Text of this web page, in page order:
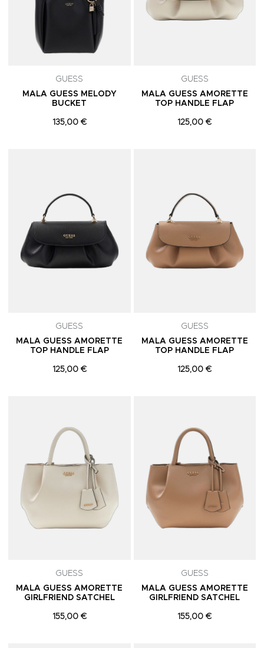
GUESS
MALA GUESS MELODY
BUCKET
135,00 €
GUESS
MALA GUESS AMORETTE
TOP HANDLE FLAP
125,00 €
GUESS
MALA GUESS AMORETTE
TOP HANDLE FLAP
125,00 €
GUESS
MALA GUESS AMORETTE
TOP HANDLE FLAP
125,00 €
GUESS
MALA GUESS AMORETTE
GIRLFRIEND SATCHEL
155,00 €
GUESS
MALA GUESS AMORETTE
GIRLFRIEND SATCHEL
155,00 €